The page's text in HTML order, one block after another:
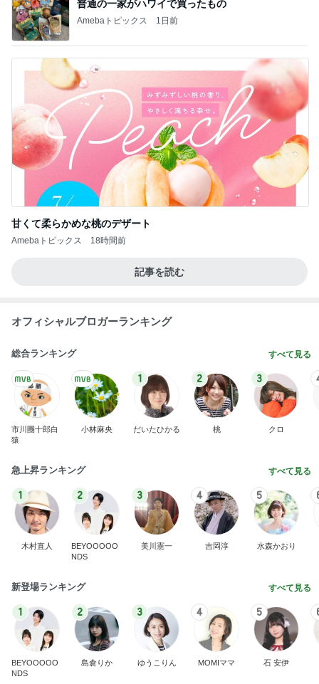
普通の一家がハワイで買ったもの
Amebaトピックス 1日前
甘くて柔らかめな桃のデザート
Amebaトピックス 18時間前
記事を読む
オフィシャルブロガーランキング
総合ランキング すべて見る
市川團十郎白
猿
小林麻央
1
だいたひかる
2
桃
3
クロ
急上昇ランキング すべて見る
1
木村直人
2
BEYOOOOO
NDS
3
美川憲一
4
吉岡淳
5
水森かおり
新登場ランキング すべて見る
1
BEYOOOOO
NDS
2
島倉りか
3
ゆうこりん
4
MOMIママ
5
石 安伊